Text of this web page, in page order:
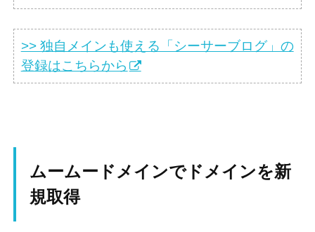
>> 独自メインも使える「シーサーブログ」の
登録はこちらから
ムームードメインでドメインを新
規取得